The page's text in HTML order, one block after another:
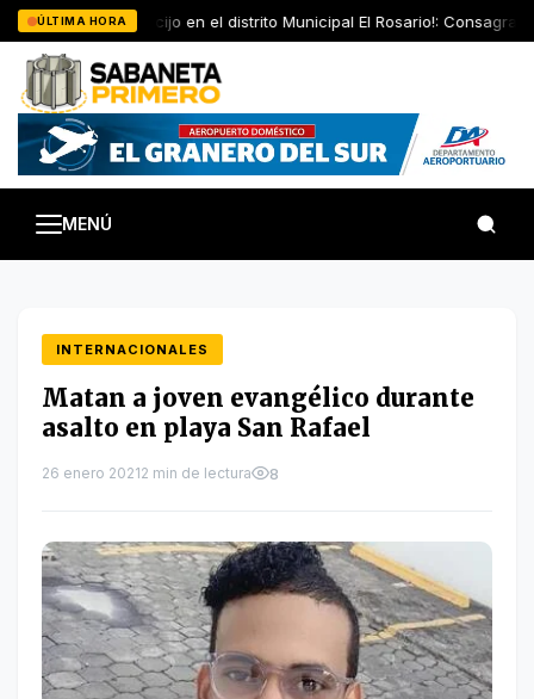
Saltar
al
contenido
ÚLTIMA HORA¡Regocijo en el distrito Municipal El Rosario!:
MENÚ
INTERNACIONALES
Matan a joven evangélico durante
asalto en playa San Rafael
26 enero 20212 min de lectura 8